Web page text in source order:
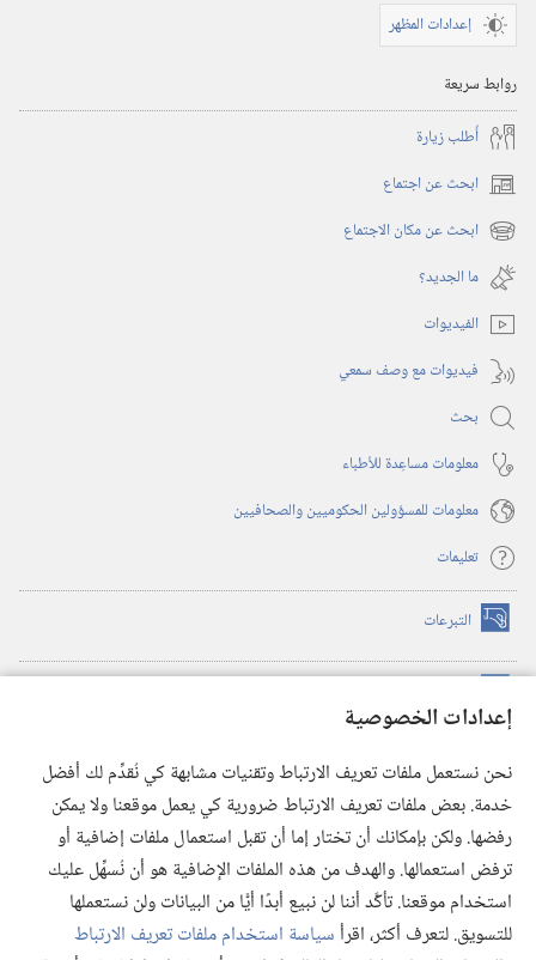
إعدادات الخصوصية
نحن نستعمل ملفات تعريف الارتباط وتقنيات مشابهة كي نُقدِّم لك أفضل
خدمة. بعض ملفات تعريف الارتباط ضرورية كي يعمل موقعنا ولا يمكن
رفضها. ولكن بإمكانك أن تختار إما أن تقبل استعمال ملفات إضافية أو
ترفض استعمالها. والهدف من هذه الملفات الإضافية هو أن نُسهِّل عليك
استخدام موقعنا. تأكَّد أننا لن نبيع أبدًا أيًّا من البيانات ولن نستعملها
للتسويق. لتعرف أكثر، اقرأسياسة استخدام ملفات تعريف الارتباط
إعدادات المظهر
روابط سريعة
أُطلب زيارة
ابحث عن اجتماع (يفتح
نافذة
جديدة)
ابحث عن مكان الاجتماع (يفتح
نافذة
جديدة)
ما الجديد؟‏
الفيديوات
فيديوات مع وصف سمعي
بحث
معلومات مساعِدة للأطباء
معلومات للمسؤولين الحكوميين والصحافيين
تعليمات
التبرعات (يفتح
نافذة
(يفتح
نافذة
(يفتح
نافذة
جديدة) تطبيق ®
JW Library
مكتبة برج المراقبة